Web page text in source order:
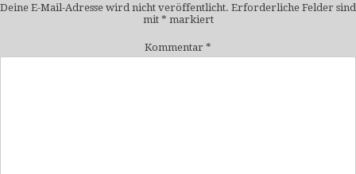
Deine E-Mail-Adresse wird nicht veröffentlicht. Erforderliche Felder sind
mit * markiert
Kommentar *